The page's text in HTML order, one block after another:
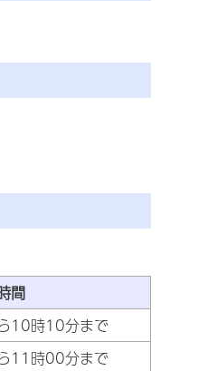
間
10時10分まで
11時00分まで